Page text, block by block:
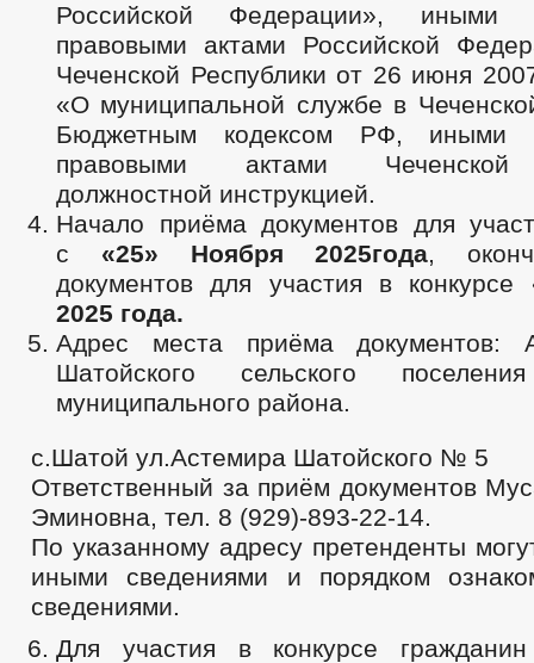
Российской Федерации», иными
правовыми актами Российской
Чеченской Республики от 26 июня
«О муниципальной службе в
Бюджетным кодексом РФ, иными
правовыми актами Чеченской
должностной инструкцией.
Начало приёма документов для
с «25» Ноября 2025года,
документов для участия в конкурсе
2025 года.
Адрес места приёма документов:
Шатойского сельского
муниципального района.
с.Шатой ул.Астемира Шатойского № 5
Ответственный за приём документов
Эминовна, тел. 8 (929)-893-22-14.
По указанному адресу претенденты
иными сведениями и порядком
сведениями.
Для участия в конкурсе гражданин